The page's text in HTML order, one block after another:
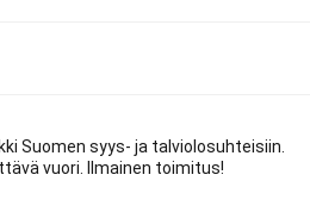
Suomen syys- ja talviolosuhteisiin.
vuori. Ilmainen toimitus!